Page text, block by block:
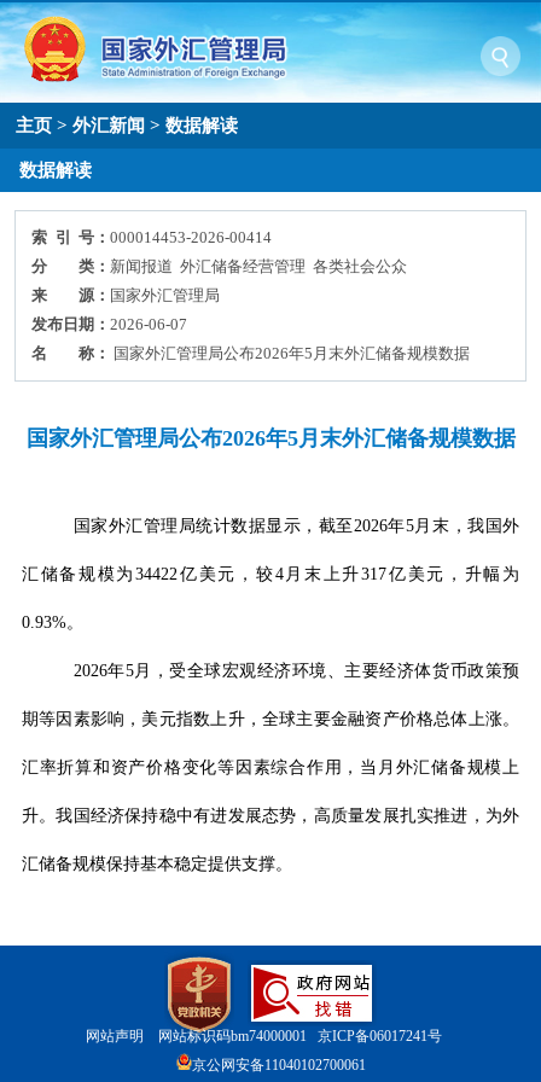
主页 >外汇新闻 >数据解读
数据解读
索 引 号：000014453-2026-00414
分 类： 新闻报道 外汇储备经营管理 各类社会公众
来 源： 国家外汇管理局
发布日期：2026-06-07
名 称：
国家外汇管理局公布2026年5月末外汇储备规模数据
国家外汇管理局公布2026年5月末外汇储备规模数据
国家外汇管理局统计数据显示，截至 2026年5月末，我国外
汇储备规模为34422 亿美元，较4月末上升317亿美元，升幅为
0.93%。
2026年5月，受全球宏观经济环境、主要经济体货币政策预
期等因素影响，美元指数上升，全球主要金融资产价格总体上涨。
汇率折算和资产价格变化等因素综合作用，当月外汇储备规模上
升。我国经济保持稳中有进发展态势，高质量发展扎实推进，为外
汇储备规模保持基本稳定提供支撑。
网站声明 网站标识码bm74000001 京ICP备06017241号
京公网安备11040102700061